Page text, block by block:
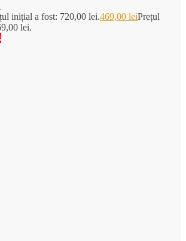
inițial a fost: 720,00 lei.469,00 leiPrețul
lei.